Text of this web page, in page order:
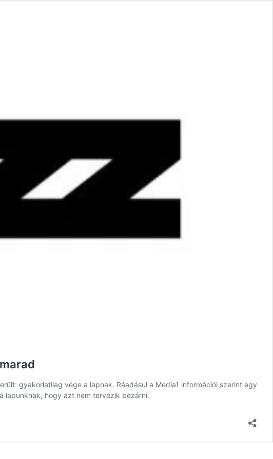
gyakorlatilag vége a lapnak. Ráadásul a Media1 információi szerint egy
lapunknak, hogy azt nem tervezik bezárni.